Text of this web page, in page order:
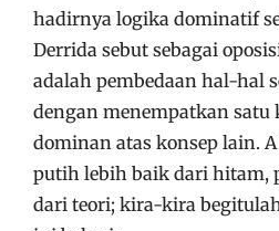
hadirnya logika dominatif
Derrida sebut sebagai
adalah pembedaan hal-hal
dengan menempatkan satu
dominan atas konsep lain.
putih lebih baik dari hitam,
dari teori; kira-kira